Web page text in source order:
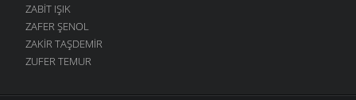
ZABIT IŞIK
ZAFER ŞENOL
ZAKIR TAŞDEMIR
ZUFER TEMUR